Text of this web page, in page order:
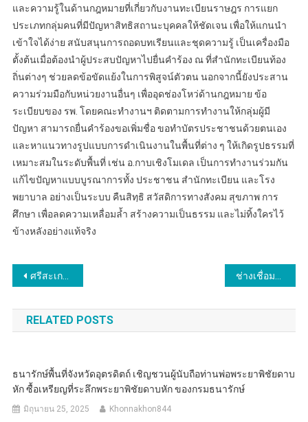
และความรู้ในด้านกฎหมายที่เกี่ยวกับงานทะเบียนราษฎร การแยก
ประเภทกลุ่มคนที่มีปัญหาสิทธิสถานะบุคคลให้ชัดเจน เพื่อให้แกนนำ
เข้าใจได้ง่าย สนับสนุนการถอดบทเรียนและชุดความรู้ เป็นเครื่องมือ
ตั้งต้นเมื่อต้องนำผู้ประสบปัญหาไปยื่นคำร้อง ณ ที่สำนักทะเบียนท้อง
ถิ่นต่างๆ ช่วยลดข้อขัดแย้งในการพิสูจน์ตัวตน นอกจากนี้ยังประสาน
ความร่วมมือกับหน่วยงานอื่นๆ เพื่ออุดช่องโหว่ด้านกฎหมาย ข้อ
ระเบียบของ รพ. โดยคณะทำงานฯ ติดตามการทำงานให้กลุ่มผู้มี
ปัญหา สามารถยื่นคำร้องขอเพิ่มชื่อ ขอทำบัตรประชาชนด้วยตนเอง
และหาแนวทางรูปแบบการดำเนินงานในพื้นที่ต่าง ๆ ให้เกิดรูปธรรมที่
เหมาะสมในระดับพื้นที่ เช่น อ.กาบเชิงโมเดล เป็นการทำงานร่วมกัน
แก้ไขปัญหาแบบบูรณาการทั้ง ประชาชน สำนักทะเบียน และโรง
พยาบาล อย่างเป็นระบบ คืนสิทฺธิ สวัสดิการทางสังคม สุขภาพ การ
ศึกษา เพื่อลดความเหลื่อมล้ำ สร้างความเป็นธรรม และไม่ทิ้งใครไว้
ข้างหลังอย่างแท้จริง
แนะแนว
เรื่อง
ศรีสะเกษ ผบก.ตม.4 ตรวจเยี่ยม ตม.จว.ศรีสะเกษเตรียมความพร้อมรับเทศกาลสงกรานต์ พร้อมทั้งได้มอบสิ่งของเพื่อบำรุงขวัญและกำลังใจแก่ข้าราชการตำรวจในสังกัด
RELATED POSTS
ธนารักษ์พื้นที่จังหวัดอุตรดิตถ์ เชิญชวนผู้นับถือท่านพ่อพระยาพิชัยดาบ
หัก ซื้อเหรียญที่ระลึกพระยาพิชัยดาบหัก ของกรมธนารักษ์
มิถุนายน 25, 2025 Khonnakhon844